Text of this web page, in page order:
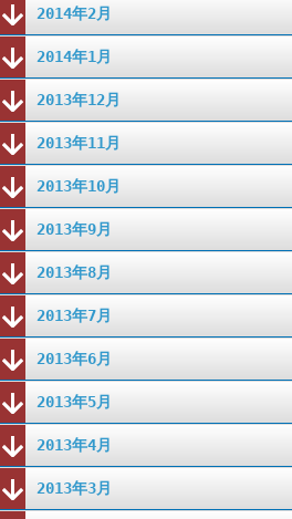
2014年2月
2014年1月
2013年12月
2013年11月
2013年10月
2013年9月
2013年8月
2013年7月
2013年6月
2013年5月
2013年4月
2013年3月